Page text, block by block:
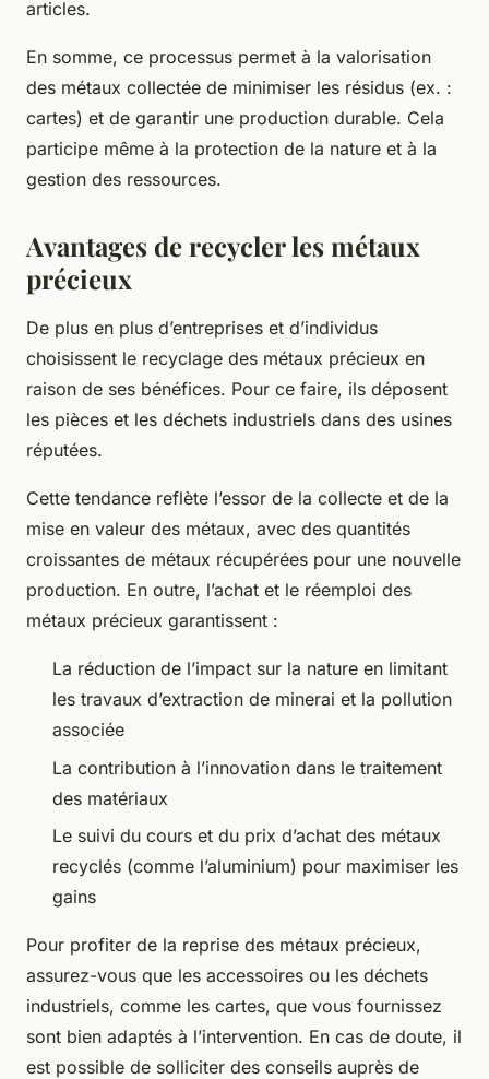
articles.
En somme, ce processus permet à la valorisation
des métaux collectée de minimiser les résidus (ex. :
cartes) et de garantir une production durable. Cela
participe même à la protection de la nature et à la
gestion des ressources.
Avantages de recycler les métaux
précieux
De plus en plus d’entreprises et d’individus
choisissent le recyclage des métaux précieux en
raison de ses bénéfices. Pour ce faire, ils déposent
les pièces et les déchets industriels dans des usines
réputées.
Cette tendance reflète l’essor de la collecte et de la
mise en valeur des métaux, avec des quantités
croissantes de métaux récupérées pour une nouvelle
production. En outre, l’achat et le réemploi des
métaux précieux garantissent :
La réduction de l’impact sur la nature en limitant
les travaux d’extraction de minerai et la pollution
associée
La contribution à l’innovation dans le traitement
des matériaux
Le suivi du cours et du prix d’achat des métaux
recyclés (comme l’aluminium) pour maximiser les
gains
Pour profiter de la reprise des métaux précieux,
assurez-vous que les accessoires ou les déchets
industriels, comme les cartes, que vous fournissez
sont bien adaptés à l’intervention. En cas de doute, il
est possible de solliciter des conseils auprès de